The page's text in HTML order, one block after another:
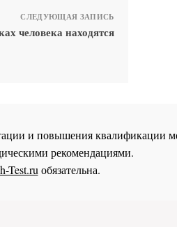
СЛЕДУЮЩАЯ ЗАПИСЬ
человека находятся
и повышения квалификации
рекомендациями.
Test.ruобязательна.